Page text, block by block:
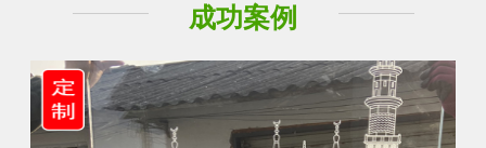
成功案例